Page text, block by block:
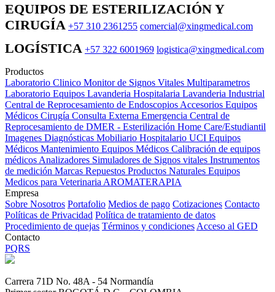
EQUIPOS DE ESTERILIZACIÓN Y
CIRUGÍA +57 310 2361255 comercial@xingmedical.com
LOGÍSTICA +57 322 6001969 logistica@xingmedical.com
Productos
Laboratorio Clinico Monitor de Signos Vitales Multiparametros
Laboratorio Equipos Lavanderia Hospitalaria Lavanderia Industrial
Central de Reprocesamiento de Endoscopios Accesorios Equipos
Médicos Cirugía Consulta Externa Emergencia Central de
Reprocesamiento de DMER - Esterilización Home Care/Estudiantil
Imagenes Diagnósticas Mobiliario Hospitalario UCI Equipos
Médicos Mantenimiento Equipos Médicos Calibración de equipos
médicos Analizadores Simuladores de Signos vitales Instrumentos
de medición Marcas Repuestos Productos Naturales Equipos
Medicos para Veterinaria AROMATERAPIA
Empresa
Sobre Nosotros Portafolio Medios de pago Cotizaciones Contacto
Políticas de Privacidad Política de tratamiento de datos
Procedimiento de quejas Términos y condiciones Acceso al GED
Contacto
PQRS
Carrera 71D No. 48A - 54 Normandía